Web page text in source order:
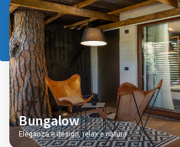
Bungalow
Eleganza e design, relax e natura